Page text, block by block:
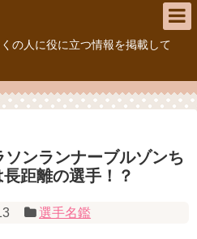
の人に役に立つ情報を掲載して
ソンランナーブルゾンち
距離の選手！？
選手名鑑